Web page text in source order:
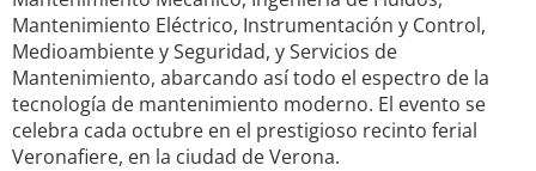
Mantenimiento Eléctrico, Instrumentación y Control,
Medioambiente y Seguridad, y Servicios de
Mantenimiento, abarcando así todo el espectro de la
tecnología de mantenimiento moderno. El evento se
celebra cada octubre en el prestigioso recinto ferial
Veronafiere, en la ciudad de Verona.